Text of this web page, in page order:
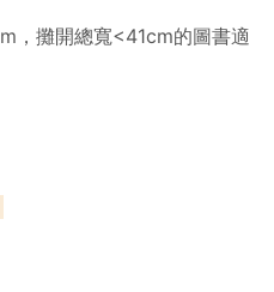
，攤開總寬<41cm的圖書適